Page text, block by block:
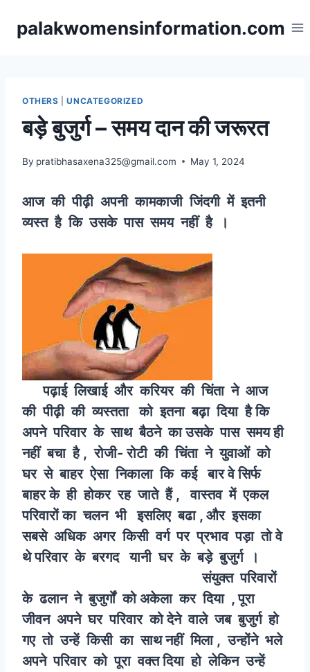
palakwomensinformation.com
OTHERS |UNCATEGORIZED
बड़े बुजुर्ग – समय दान की जरूरत
By pratibhasaxena325@gmail.com May 1, 2024
आज की पीढ़ी अपनी कामकाजी जिंदगी में इतनी
व्यस्त है कि उसके पास समय नहीं है ।
पढ़ाई लिखाई और करियर की चिंता ने आज
की पीढ़ी की व्यस्तता को इतना बढ़ा दिया है कि
अपने परिवार के साथ बैठने का उसके पास समय ही
नहीं बचा है , रोजी- रोटी की चिंता ने युवाओं को
घर से बाहर ऐसा निकाला कि कई बार वे सिर्फ
बाहर के ही होकर रह जाते हैं , वास्तव में एकल
परिवारों का चलन भी इसलिए बढा , और इसका
सबसे अधिक अगर किसी वर्ग पर प्रभाव पड़ा तो वे
थे परिवार के बरगद यानी घर के बड़ेबुजुर्ग।
संयुक्त परिवारों
के ढलान ने बुजुर्गों को अकेला कर दिया , पूरा
जीवन अपने घर परिवार को देने वाले जब बुजुर्ग हो
गए तो उन्हें किसी का साथ नहीं मिला , उन्होंने भले
अपने परिवार को पूरा वक्त दिया हो लेकिन उन्हें